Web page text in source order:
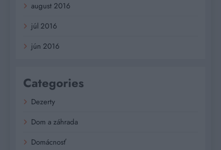
august 2016
júl 2016
jún 2016
Categories
Dezerty
Dom a záhrada
Domácnosť